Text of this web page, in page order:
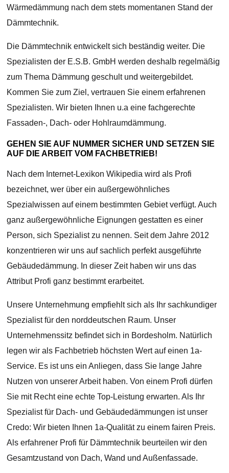
Wärmedämmung nach dem stets momentanen Stand der
Dämmtechnik.
Die Dämmtechnik entwickelt sich beständig weiter. Die
Spezialisten der E.S.B. GmbH werden deshalb regelmäßig
zum Thema Dämmung geschult und weitergebildet.
Kommen Sie zum Ziel, vertrauen Sie einem erfahrenen
Spezialisten. Wir bieten Ihnen u.a eine fachgerechte
Fassaden-, Dach- oder Hohlraumdämmung.
GEHEN SIE AUF NUMMER SICHER UND SETZEN SIE
AUF DIE ARBEIT VOM FACHBETRIEB!
Nach dem Internet-Lexikon Wikipedia wird als Profi
bezeichnet, wer über ein außergewöhnliches
Spezialwissen auf einem bestimmten Gebiet verfügt. Auch
ganz außergewöhnliche Eignungen gestatten es einer
Person, sich Spezialist zu nennen. Seit dem Jahre 2012
konzentrieren wir uns auf sachlich perfekt ausgeführte
Gebäudedämmung. In dieser Zeit haben wir uns das
Attribut Profi ganz bestimmt erarbeitet.
Unsere Unternehmung empfiehlt sich als Ihr sachkundiger
Spezialist für den norddeutschen Raum. Unser
Unternehmenssitz befindet sich in Bordesholm. Natürlich
legen wir als Fachbetrieb höchsten Wert auf einen 1a-
Service. Es ist uns ein Anliegen, dass Sie lange Jahre
Nutzen von unserer Arbeit haben. Von einem Profi dürfen
Sie mit Recht eine echte Top-Leistung erwarten. Als Ihr
Spezialist für Dach- und Gebäudedämmungen ist unser
Credo: Wir bieten Ihnen 1a-Qualität zu einem fairen Preis.
Als erfahrener Profi für Dämmtechnik beurteilen wir den
Gesamtzustand von Dach, Wand und Außenfassade.